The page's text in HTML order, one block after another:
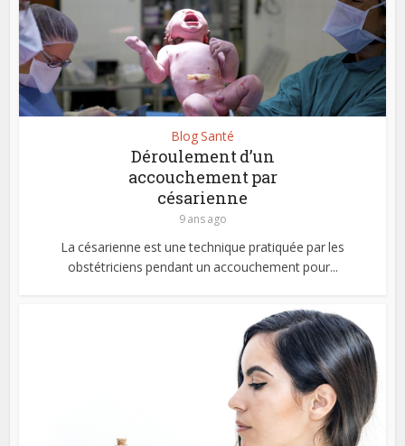
Blog Santé
Déroulement d’un
accouchement par
césarienne
9 ans ago
La césarienne est une technique pratiquée par les
obstétriciens pendant un accouchement pour...